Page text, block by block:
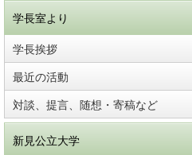
学長室より
学長挨拶
最近の活動
対談、提言、随想・寄稿など
新見公立大学